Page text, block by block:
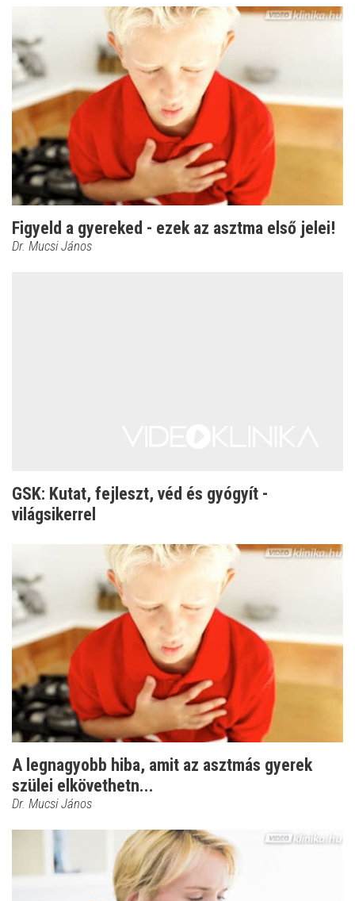
Figyeld a gyereked - ezek az asztma első jelei!
Dr. Mucsi János
GSK: Kutat, fejleszt, véd és gyógyít -
világsikerrel
A legnagyobb hiba, amit az asztmás gyerek
szülei elkövethetn...
Dr. Mucsi János